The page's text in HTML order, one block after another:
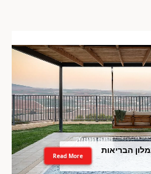
הבריאות
Read More